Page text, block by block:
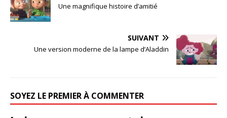
Une magnifique histoire d’amitié
SUIVANT
Une version moderne de la lampe d’Aladdin
SOYEZ LE PREMIER À COMMENTER